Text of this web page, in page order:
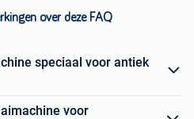
over deze FAQ
speciaal voor antiek
voor